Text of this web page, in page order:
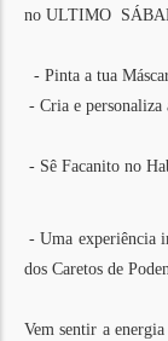
no ULTIMO
- Pinta a tua
- Cria e personaliza
- Sê Facanito no
- Uma experiência
dos Caretos de
Vem sentir a